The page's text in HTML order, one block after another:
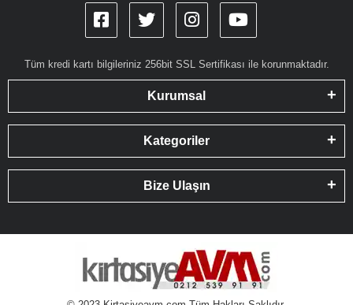
Tüm kredi kartı bilgileriniz 256bit SSL Sertifikası ile korunmaktadır.
Kurumsal
Kategoriler
Bize Ulaşın